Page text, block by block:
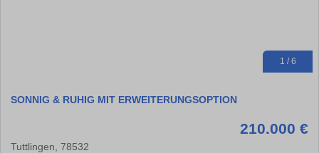
1 / 6
SONNIG & RUHIG MIT ERWEITERUNGSOPTION
210.000 €
Tuttlingen, 78532